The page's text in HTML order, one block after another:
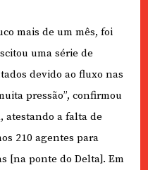
mais de um mês, foi
uma série de
devido ao fluxo nas
pressão”, confirmou
atestando a falta de
210 agentes para
[na ponte do Delta]. Em